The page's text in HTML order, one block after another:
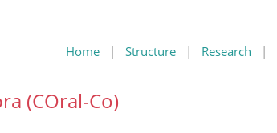
Home | Structure | Research |
(COral-Co)